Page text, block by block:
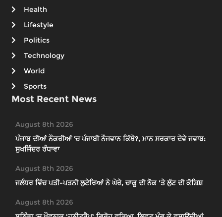
Health
Lifestyle
Politics
Technology
World
Sports
Most Recent News
August 8th 2026
ਪੰਜਾਬ ਦੀਆਂ ਨੌਕਰੀਆਂ ’ਚ ਪੰਜਾਬੀ ਨੌਜਵਾਨ ਕਿੱਥੇ?, ਮਾਨ ਸਰਕਾਰ ਦੇਵੇ ਜਵਾਬ:
ਸੁਖਜਿੰਦਰ ਰੰਧਾਵਾ
August 8th 2026
ਜਲੰਧਰ ਵਿੱਚ ਪਤੀ-ਪਤਨੀ ਲੁਟੇਰਿਆਂ ਨੇ ਘੇਰੇ, ਚਾਕੂ ਦੀ ਨੋਕ 'ਤੇ ਲੁੱਟ ਦੀ ਕੋਸ਼ਿਸ਼
August 8th 2026